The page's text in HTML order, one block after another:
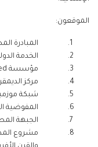
الموقعون:
المبادرة
الخدمة
مؤسسة
مركز
شبكة
المفوضية
الجبهة
مشروع